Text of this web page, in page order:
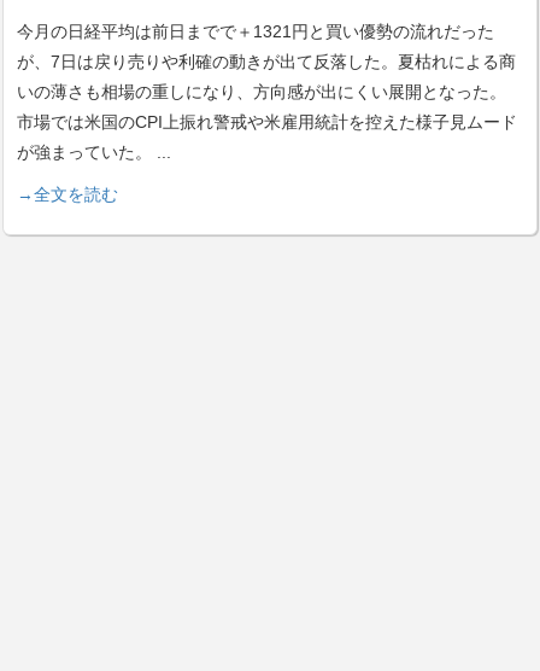
今月の日経平均は前日までで＋1321円と買い優勢の流れだった
が、7日は戻り売りや利確の動きが出て反落した。夏枯れによる商
いの薄さも相場の重しになり、方向感が出にくい展開となった。
市場では米国のCPI上振れ警戒や米雇用統計を控えた様子見ムード
が強まっていた。
→全文を読む